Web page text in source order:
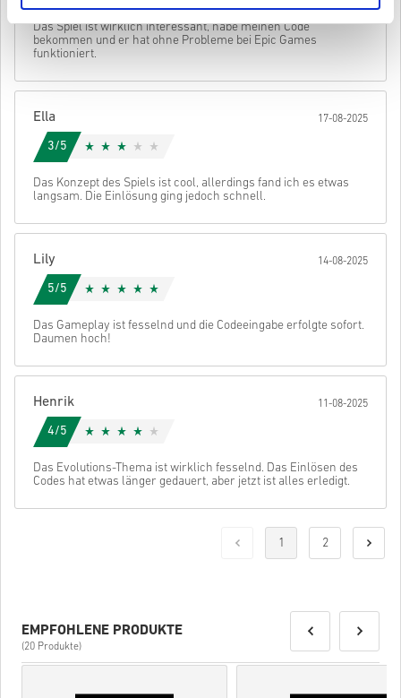
• Gib deine E-Mail-Adresse ein
• Wähle deine bevorzugte Zahlungsmethode
Code.
Für einige Produkte erhalten Sie möglicherweise mehr als
einen Code.
Stornieren Abschicken
Das Spiel ist wirklich interessant, habe meinen Code
bekommen und er hat ohne Probleme bei Epic Games
funktioniert.
Ella 17-08-2025
3/5
Das Konzept des Spiels ist cool, allerdings fand ich es etwas
langsam. Die Einlösung ging jedoch schnell.
Lily 14-08-2025
5/5
Das Gameplay ist fesselnd und die Codeeingabe erfolgte sofort.
Daumen hoch!
Henrik 11-08-2025
4/5
Das Evolutions-Thema ist wirklich fesselnd. Das Einlösen des
Codes hat etwas länger gedauert, aber jetzt ist alles erledigt.
1 2
EMPFOHLENE PRODUKTE
(20 Produkte)